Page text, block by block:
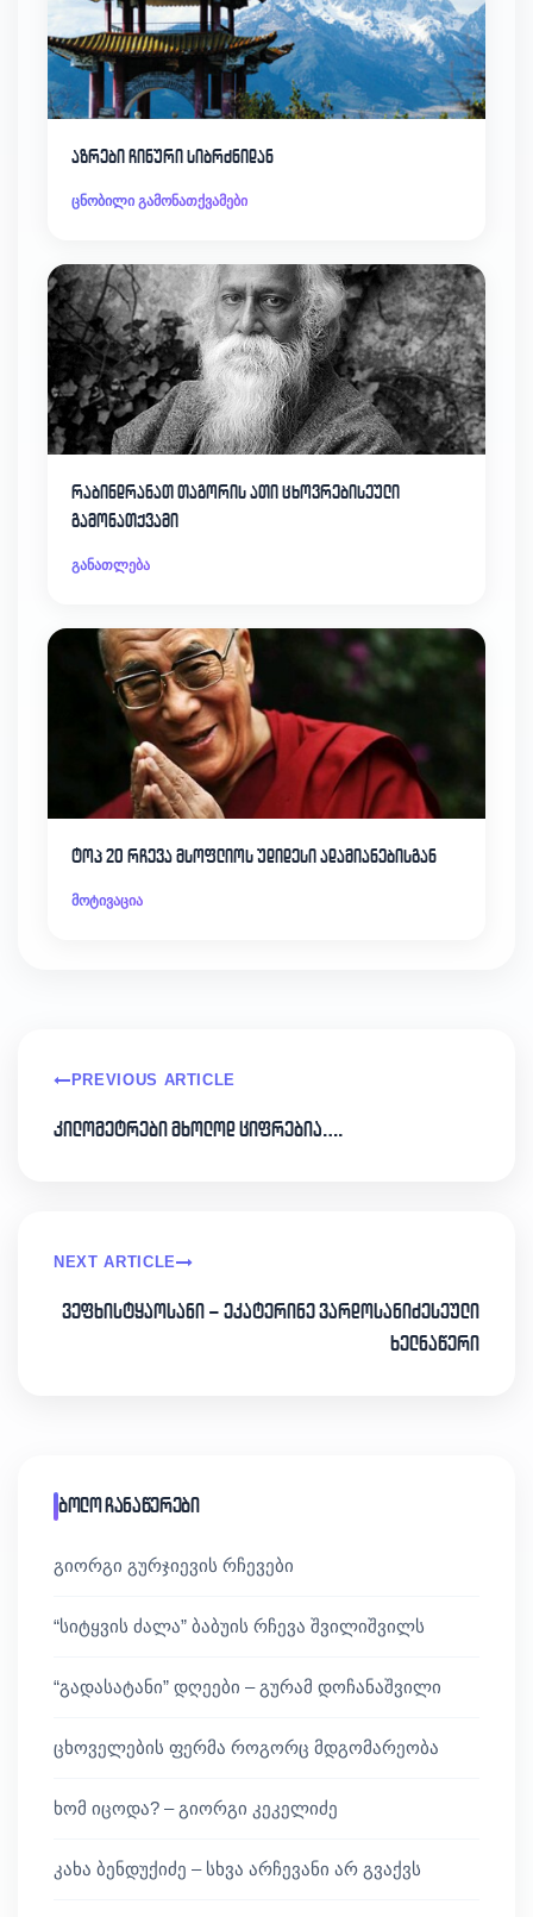
აზრები ჩინური სიბრძნიდან
ცნობილი გამონათქვამები
რაბინდრანათ თაგორის ათი ცხოვრებისეული
გამონათქვამი
განათლება
ტოპ 20 რჩევა მსოფლიოს უდიდესი ადამიანებისგან
მოტივაცია
PREVIOUS ARTICLE
კილომეტრები მხოლოდ ციფრებია….
NEXT ARTICLE
ვეფხისტყაოსანი – ეკატერინე ვარდოსანიძესეული
ხელნაწერი
ბოლო ჩანაწერები
გიორგი გურჯიევის რჩევები
“სიტყვის ძალა” ბაბუის რჩევა შვილიშვილს
“გადასატანი” დღეები – გურამ დოჩანაშვილი
ცხოველების ფერმა როგორც მდგომარეობა
ხომ იცოდა? – გიორგი კეკელიძე
კახა ბენდუქიძე – სხვა არჩევანი არ გვაქვს